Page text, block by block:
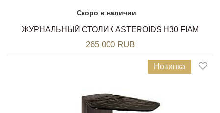
Скоро в наличии
ЖУРНАЛЬНЫЙ СТОЛИК ASTEROIDS H30 FIAM
265 000 RUB
Новинка